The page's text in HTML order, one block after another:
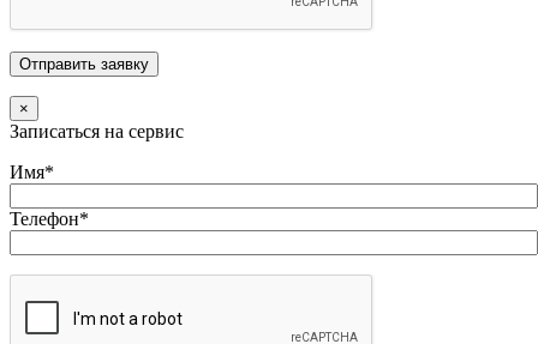
×
Записаться на сервис
Имя*
Телефон*